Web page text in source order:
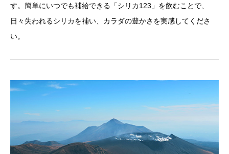
す。簡単にいつでも補給できる「シリカ123」を飲むことで、
日々失われるシリカを補い、カラダの豊かさを実感してくださ
い。